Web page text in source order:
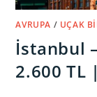
AVRUPA / UÇAK
İstanbul
2.600 TL